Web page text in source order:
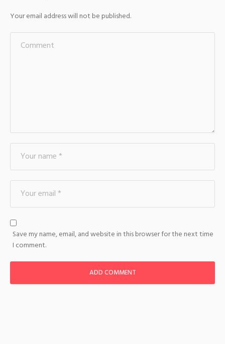
Your email address will not be published.
Save my name, email, and website in this browser for the next time
I comment.